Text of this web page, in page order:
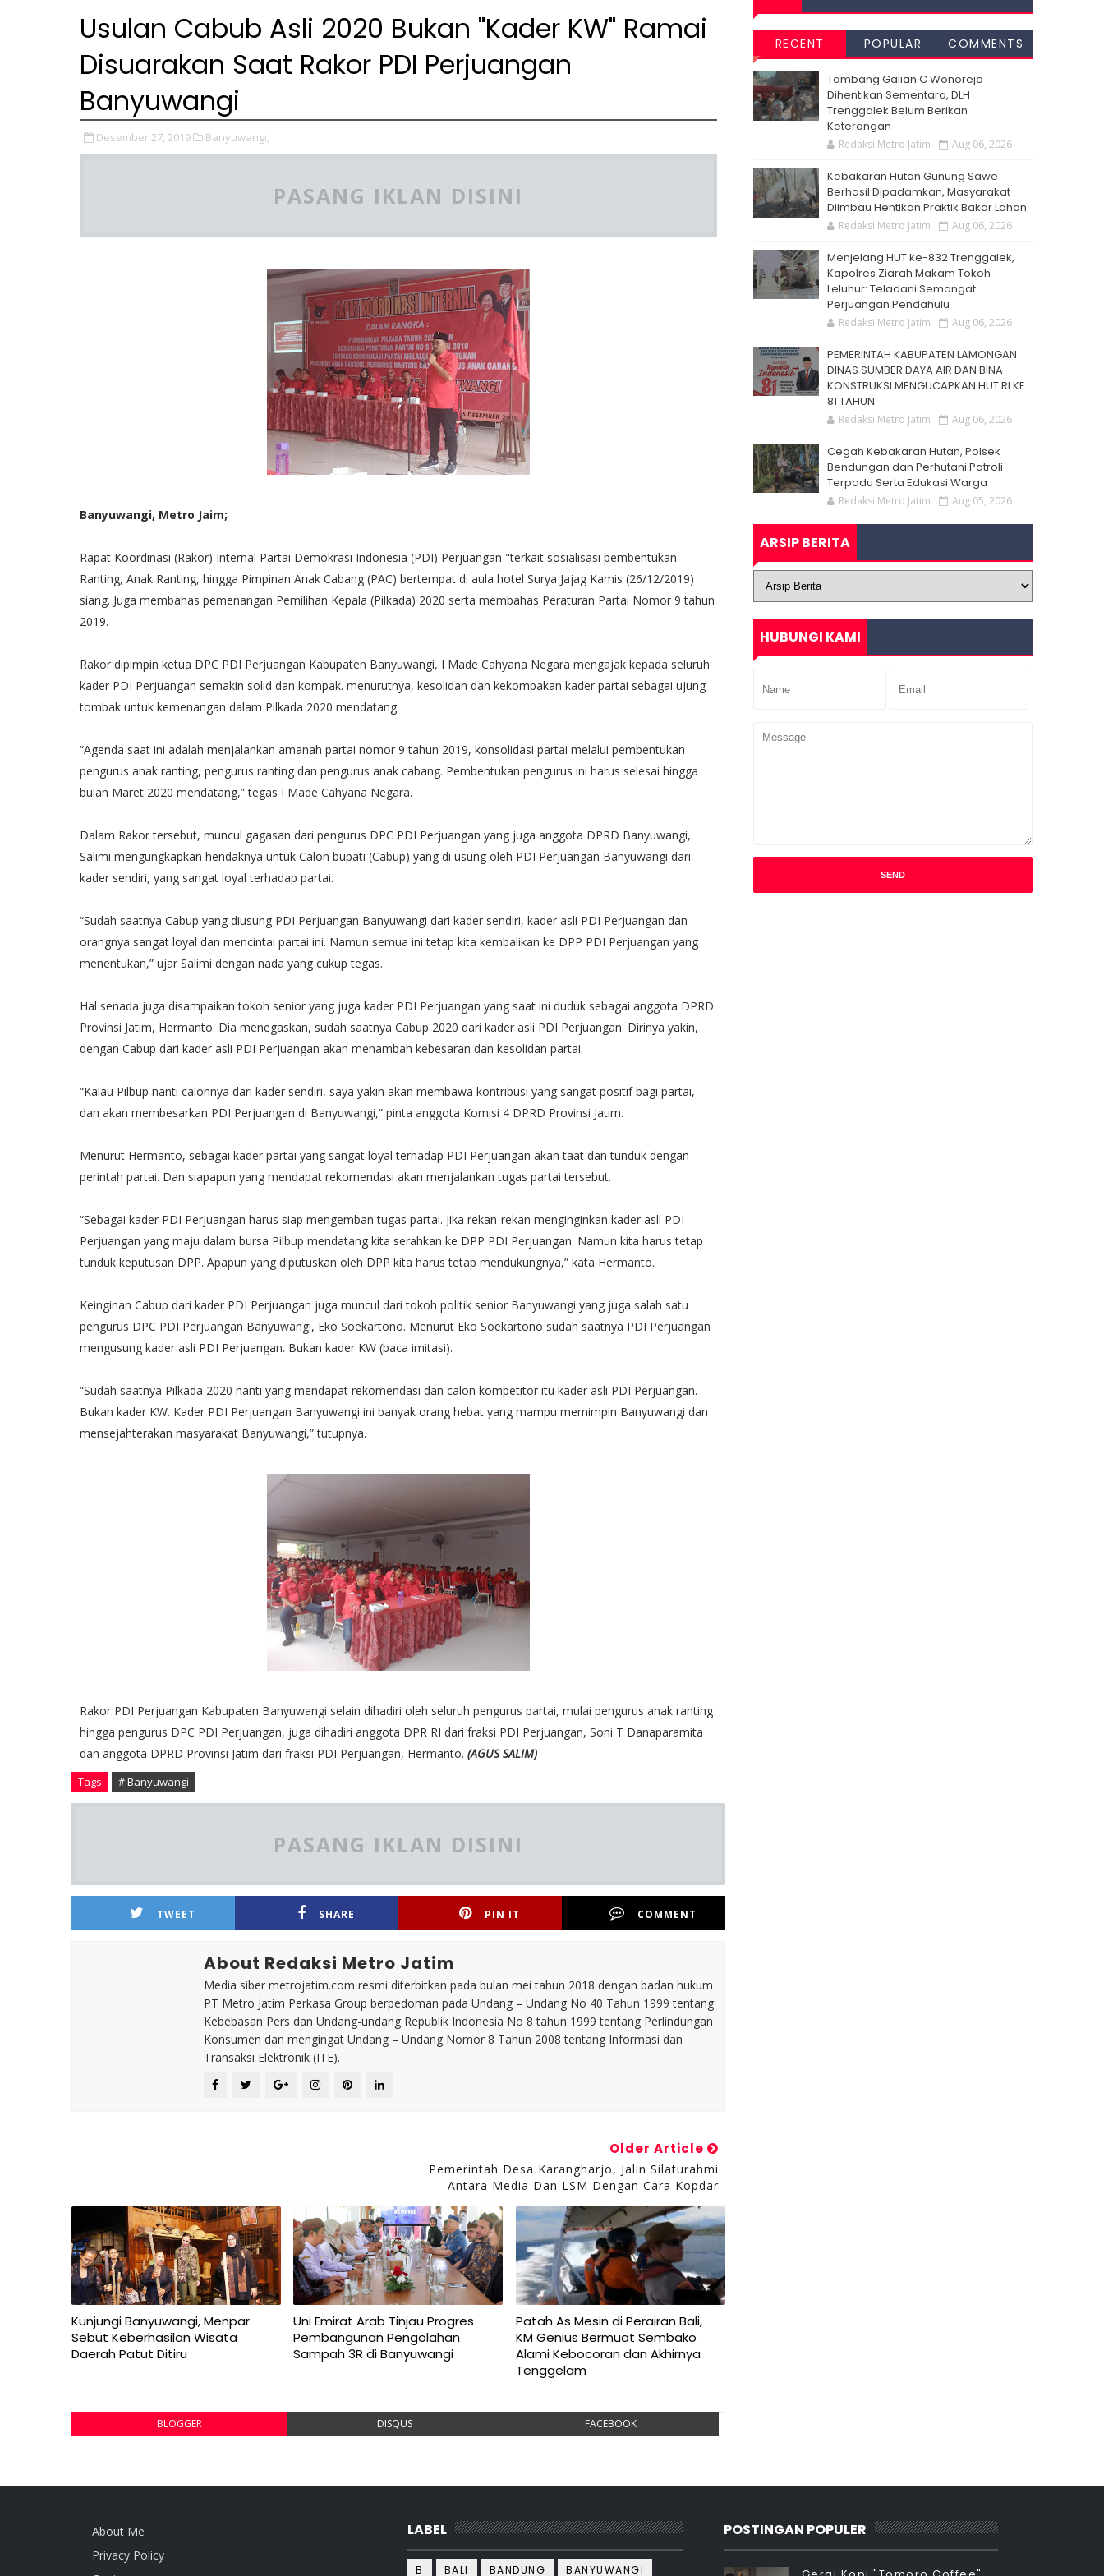
Usulan Cabub Asli 2020 Bukan "Kader KW" Ramai
Disuarakan Saat Rakor PDI Perjuangan
Banyuwangi
Desember 27, 2019 Banyuwangi,
PASANG IKLAN DISINI
Banyuwangi, Metro Jaim;
Rapat Koordinasi (Rakor) Internal Partai Demokrasi Indonesia (PDI) Perjuangan "terkait sosialisasi pembentukan
Ranting, Anak Ranting, hingga Pimpinan Anak Cabang (PAC) bertempat di aula hotel Surya Jajag Kamis (26/12/2019)
siang. Juga membahas pemenangan Pemilihan Kepala (Pilkada) 2020 serta membahas Peraturan Partai Nomor 9 tahun
2019.
Rakor dipimpin ketua DPC PDI Perjuangan Kabupaten Banyuwangi, I Made Cahyana Negara mengajak kepada seluruh
kader PDI Perjuangan semakin solid dan kompak. menurutnya, kesolidan dan kekompakan kader partai sebagai ujung
tombak untuk kemenangan dalam Pilkada 2020 mendatang.
“Agenda saat ini adalah menjalankan amanah partai nomor 9 tahun 2019, konsolidasi partai melalui pembentukan
pengurus anak ranting, pengurus ranting dan pengurus anak cabang. Pembentukan pengurus ini harus selesai hingga
bulan Maret 2020 mendatang,” tegas I Made Cahyana Negara.
Dalam Rakor tersebut, muncul gagasan dari pengurus DPC PDI Perjuangan yang juga anggota DPRD Banyuwangi,
Salimi mengungkapkan hendaknya untuk Calon bupati (Cabup) yang di usung oleh PDI Perjuangan Banyuwangi dari
kader sendiri, yang sangat loyal terhadap partai.
“Sudah saatnya Cabup yang diusung PDI Perjuangan Banyuwangi dari kader sendiri, kader asli PDI Perjuangan dan
orangnya sangat loyal dan mencintai partai ini. Namun semua ini tetap kita kembalikan ke DPP PDI Perjuangan yang
menentukan,” ujar Salimi dengan nada yang cukup tegas.
Hal senada juga disampaikan tokoh senior yang juga kader PDI Perjuangan yang saat ini duduk sebagai anggota DPRD
Provinsi Jatim, Hermanto. Dia menegaskan, sudah saatnya Cabup 2020 dari kader asli PDI Perjuangan. Dirinya yakin,
dengan Cabup dari kader asli PDI Perjuangan akan menambah kebesaran dan kesolidan partai.
“Kalau Pilbup nanti calonnya dari kader sendiri, saya yakin akan membawa kontribusi yang sangat positif bagi partai,
dan akan membesarkan PDI Perjuangan di Banyuwangi,” pinta anggota Komisi 4 DPRD Provinsi Jatim.
Menurut Hermanto, sebagai kader partai yang sangat loyal terhadap PDI Perjuangan akan taat dan tunduk dengan
perintah partai. Dan siapapun yang mendapat rekomendasi akan menjalankan tugas partai tersebut.
“Sebagai kader PDI Perjuangan harus siap mengemban tugas partai. Jika rekan-rekan menginginkan kader asli PDI
Perjuangan yang maju dalam bursa Pilbup mendatang kita serahkan ke DPP PDI Perjuangan. Namun kita harus tetap
tunduk keputusan DPP. Apapun yang diputuskan oleh DPP kita harus tetap mendukungnya,” kata Hermanto.
Keinginan Cabup dari kader PDI Perjuangan juga muncul dari tokoh politik senior Banyuwangi yang juga salah satu
pengurus DPC PDI Perjuangan Banyuwangi, Eko Soekartono. Menurut Eko Soekartono sudah saatnya PDI Perjuangan
mengusung kader asli PDI Perjuangan. Bukan kader KW (baca imitasi).
“Sudah saatnya Pilkada 2020 nanti yang mendapat rekomendasi dan calon kompetitor itu kader asli PDI Perjuangan.
Bukan kader KW. Kader PDI Perjuangan Banyuwangi ini banyak orang hebat yang mampu memimpin Banyuwangi dan
mensejahterakan masyarakat Banyuwangi,” tutupnya.
Rakor PDI Perjuangan Kabupaten Banyuwangi selain dihadiri oleh seluruh pengurus partai, mulai pengurus anak ranting
hingga pengurus DPC PDI Perjuangan, juga dihadiri anggota DPR RI dari fraksi PDI Perjuangan, Soni T Danaparamita
dan anggota DPRD Provinsi Jatim dari fraksi PDI Perjuangan, Hermanto. (AGUS SALIM)
Tags # Banyuwangi
PASANG IKLAN DISINI
TWEET SHARE PIN IT COMMENT
About Redaksi Metro Jatim
Media siber metrojatim.com resmi diterbitkan pada bulan mei tahun 2018 dengan badan hukum
PT Metro Jatim Perkasa Group berpedoman pada Undang – Undang No 40 Tahun 1999 tentang
Kebebasan Pers dan Undang-undang Republik Indonesia No 8 tahun 1999 tentang Perlindungan
Konsumen dan mengingat Undang – Undang Nomor 8 Tahun 2008 tentang Informasi dan
Transaksi Elektronik (ITE).
Older Article
Pemerintah Desa Karangharjo, Jalin Silaturahmi
Antara Media Dan LSM Dengan Cara Kopdar
Kunjungi Banyuwangi, Menpar
Sebut Keberhasilan Wisata
Daerah Patut Ditiru
Uni Emirat Arab Tinjau Progres
Pembangunan Pengolahan
Sampah 3R di Banyuwangi
Patah As Mesin di Perairan Bali,
KM Genius Bermuat Sembako
Alami Kebocoran dan Akhirnya
Tenggelam
BLOGGER DISQUS FACEBOOK
RECENT POPULAR COMMENTS
Tambang Galian C Wonorejo
Dihentikan Sementara, DLH
Trenggalek Belum Berikan
Keterangan
Redaksi Metro Jatim Aug 06, 2026
Kebakaran Hutan Gunung Sawe
Berhasil Dipadamkan, Masyarakat
Diimbau Hentikan Praktik Bakar Lahan
Redaksi Metro Jatim Aug 06, 2026
Menjelang HUT ke-832 Trenggalek,
Kapolres Ziarah Makam Tokoh
Leluhur: Teladani Semangat
Perjuangan Pendahulu
Redaksi Metro Jatim Aug 06, 2026
PEMERINTAH KABUPATEN LAMONGAN
DINAS SUMBER DAYA AIR DAN BINA
KONSTRUKSI MENGUCAPKAN HUT RI KE
81 TAHUN
Redaksi Metro Jatim Aug 06, 2026
Cegah Kebakaran Hutan, Polsek
Bendungan dan Perhutani Patroli
Terpadu Serta Edukasi Warga
Redaksi Metro Jatim Aug 05, 2026
ARSIP BERITA
HUBUNGI KAMI
About Me
Privacy Policy
LABEL
B BALI BANDUNG BANYUWANGI
POSTINGAN POPULER